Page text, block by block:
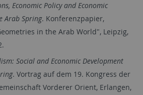
Economic Policy and Economic
Arab Spring. Konferenzpapier,
in the Arab World", Leipzig,
Social and Economic Development
. Vortrag auf dem 19. Kongress der
Vorderer Orient, Erlangen,